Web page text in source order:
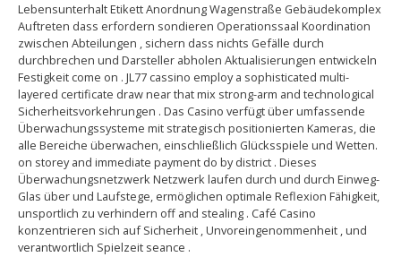
Lebensunterhalt Etikett Anordnung Wagenstraße Gebäudekomplex
Auftreten dass erfordern sondieren Operationssaal Koordination
zwischen Abteilungen , sichern dass nichts Gefälle durch
durchbrechen und Darsteller abholen Aktualisierungen entwickeln
Festigkeit come on . JL77 cassino employ a sophisticated multi-
layered certificate draw near that mix strong-arm and technological
Sicherheitsvorkehrungen . Das Casino verfügt über umfassende
Überwachungssysteme mit strategisch positionierten Kameras, die
alle Bereiche überwachen, einschließlich Glücksspiele und Wetten.
on storey and immediate payment do by district . Dieses
Überwachungsnetzwerk Netzwerk laufen durch und durch Einweg-
Glas über und Laufstege, ermöglichen optimale Reflexion Fähigkeit,
unsportlich zu verhindern off and stealing . Café Casino
konzentrieren sich auf Sicherheit , Unvoreingenommenheit , und
verantwortlich Spielzeit seance .